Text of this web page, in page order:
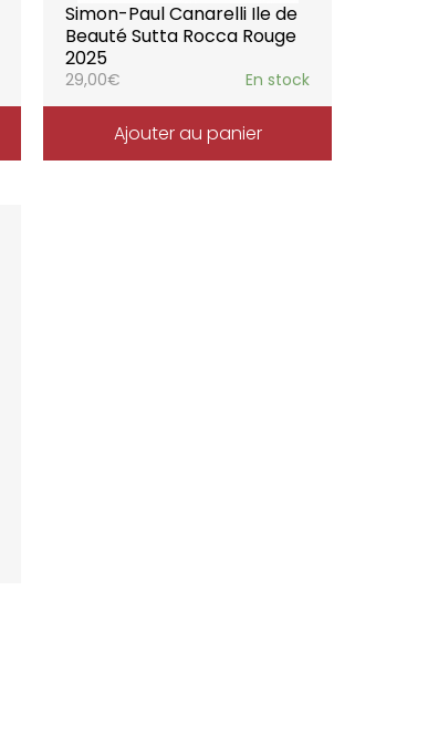
Simon-Paul Canarelli Ile de
Beauté Sutta Rocca Rouge
2025
29,00€ En stock
Ajouter au panier